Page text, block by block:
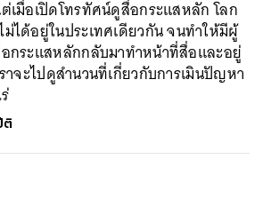
เมื่อเปิดโทรทัศน์ดูสื่อกระแสหลัก โลก
ได้อยู่ในประเทศเดียวกัน จนทำให้มีผู้
กระแสหลักกลับมาทำหน้าที่สื่อและอยู่
าจะไปดูสำนวนที่เกี่ยวกับการเมินปัญหา
ติ